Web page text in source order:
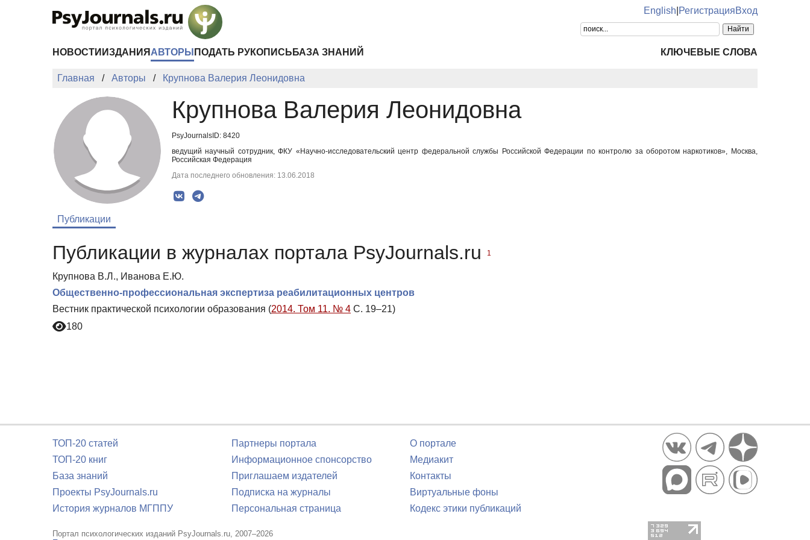
English РегистрацияВход
НОВОСТИ ИЗДАНИЯ АВТОРЫ ПОДАТЬ РУКОПИСЬ БАЗА ЗНАНИЙ КЛЮЧЕВЫЕ СЛОВА
Главная Авторы Крупнова Валерия Леонидовна
Крупнова Валерия Леонидовна
PsyJournalsID: 8420
ведущий научный сотрудник, ФКУ «Научно-исследовательский центр федеральной службы Российской Федерации по контролю за оборотом наркотиков», Москва,
Российская Федерация
Дата последнего обновления: 13.06.2018
Публикации
Публикации в журналах портала PsyJournals.ru 1
Крупнова В.Л., Иванова Е.Ю.
Общественно-профессиональная экспертиза реабилитационных центров
Вестник практической психологии образования (2014. Том 11. № 4 С. 19–21)
180
ТОП-20 статей
ТОП-20 книг
База знаний
Проекты PsyJournals.ru
История журналов МГППУ
Партнеры портала
Информационное спонсорство
Приглашаем издателей
Подписка на журналы
Персональная страница
О портале
Медиакит
Контакты
Виртуальные фоны
Кодекс этики публикаций
Портал психологических изданий PsyJournals.ru, 2007–2026